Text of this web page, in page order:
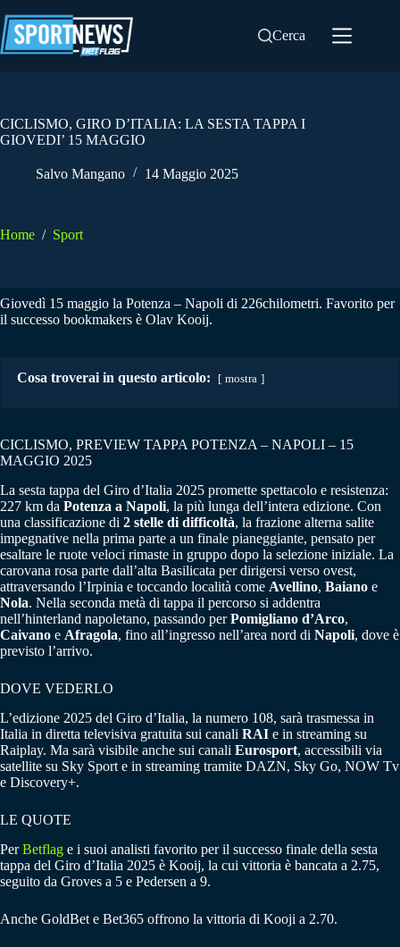
al
contenuto
Cerca
CICLISMO, GIRO D’ITALIA: LA SESTA TAPPA I
GIOVEDI’ 15 MAGGIO
Salvo Mangano 14 Maggio 2025
Home / Sport
Giovedì 15 maggio la Potenza – Napoli di 226chilometri. Favorito per
il successo bookmakers è Olav Kooij.
Cosa troverai in questo articolo: mostra
CICLISMO, PREVIEW TAPPA POTENZA – NAPOLI – 15
MAGGIO 2025
La sesta tappa del Giro d’Italia 2025 promette spettacolo e resistenza:
227 km da Potenza a Napoli, la più lunga dell’intera edizione. Con
una classificazione di 2 stelle di difficoltà, la frazione alterna salite
impegnative nella prima parte a un finale pianeggiante, pensato per
esaltare le ruote veloci rimaste in gruppo dopo la selezione iniziale. La
carovana rosa parte dall’alta Basilicata per dirigersi verso ovest,
attraversando l’Irpinia e toccando località come Avellino, Baiano e
Nola. Nella seconda metà di tappa il percorso si addentra
nell’hinterland napoletano, passando perPomigliano d’Arco,
Caivano e Afragola, fino all’ingresso nell’area nord di Napoli, dove è
previsto l’arrivo.
DOVE VEDERLO
L’edizione 2025 del Giro d’Italia, la numero 108, sarà trasmessa in
Italia in diretta televisiva gratuita sui canali RAI e in streaming su
Raiplay. Ma sarà visibile anche sui canali Eurosport, accessibili via
satellite su Sky Sport e in streaming tramite DAZN, Sky Go, NOW Tv
e Discovery+.
LE QUOTE
PerBetflag e i suoi analisti favorito per il successo finale della sesta
tappa del Giro d’Italia 2025 è Kooij, la cui vittoria è bancata a 2.75,
seguito da Groves a 5 e Pedersen a 9.
Anche GoldBet e Bet365 offrono la vittoria di Kooji a 2.70.